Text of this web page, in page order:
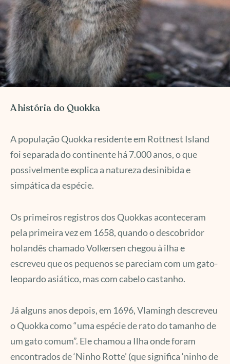
A história do Quokka
A população Quokka residente em Rottnest Island
foi separada do continente há 7.000 anos, o que
possivelmente explica a natureza desinibida e
simpática da espécie.
Os primeiros registros dos Quokkas aconteceram
pela primeira vez em 1658, quando o descobridor
holandês chamado Volkersen chegou à ilha e
escreveu que os pequenos se pareciam com um gato-
leopardo asiático, mas com cabelo castanho.
Já alguns anos depois, em 1696, Vlamingh descreveu
o Quokka como “uma espécie de rato do tamanho de
um gato comum”. Ele chamou a Ilha onde foram
encontrados de ‘Ninho Rotte’ (que significa ‘ninho de